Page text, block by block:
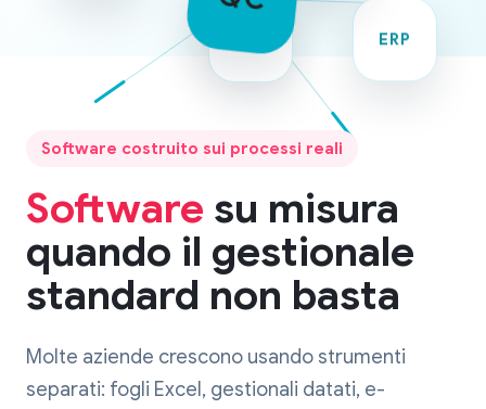
ERP
Software costruito sui processi reali
Software su misura
quando il gestionale
standard non basta
Molte aziende crescono usando strumenti
separati: fogli Excel, gestionali datati, e-